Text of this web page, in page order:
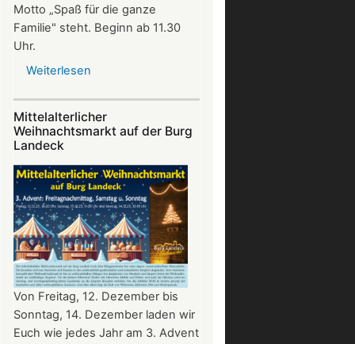
Motto „Spaß für die ganze
Familie" steht. Beginn ab 11.30
Uhr.
Weiterlesen
Burg
Mittelalterlicher
Weihnachtsmarkt auf der Burg
Landeck
Von Freitag, 12. Dezember bis
Sonntag, 14. Dezember laden wir
Euch wie jedes Jahr am 3. Advent